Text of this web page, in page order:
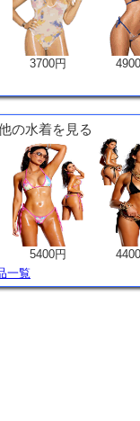
3700円
の水着を見る
5400円
一覧